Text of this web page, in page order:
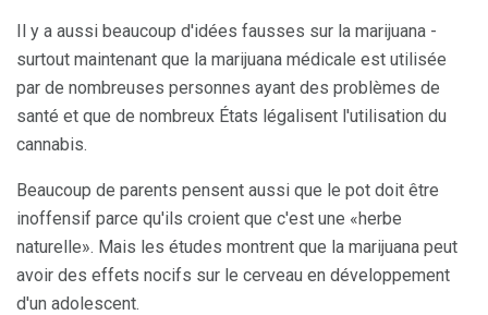
Il y a aussi beaucoup d'idées fausses sur la marijuana -
surtout maintenant que la marijuana médicale est utilisée
par de nombreuses personnes ayant des problèmes de
santé et que de nombreux États légalisent l'utilisation du
cannabis.
Beaucoup de parents pensent aussi que le pot doit être
inoffensif parce qu'ils croient que c'est une «herbe
naturelle». Mais les études montrent que la marijuana peut
avoir des effets nocifs sur le cerveau en développement
d'un adolescent.